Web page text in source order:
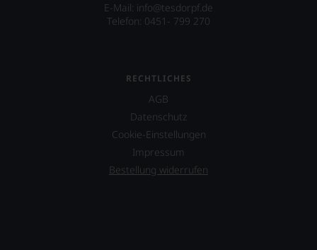
E-Mail: info@tesdorpf.de
Telefon: 0451- 799 270
RECHTLICHES
AGB
Datenschutz
Cookie-Einstellungen
Impressum
Bestellung widerrufen